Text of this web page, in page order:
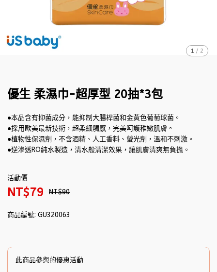
1 / 2
優生 柔濕巾-超厚型 20抽*3包
●本品含有抑菌成分，能抑制大腸桿菌和金黃色葡萄球菌。
●採用歐美最新技術，超柔細觸感，完美呵護稚嫩肌膚。
●植物性保濕劑，不含酒精、人工香料、螢光劑，溫和不刺激。
●逆滲透RO純水製造，清水般清潔效果，讓肌膚清爽無負擔。
活動價
NT$79 NT$90
商品編號: GU320063
此商品參與的優惠活動